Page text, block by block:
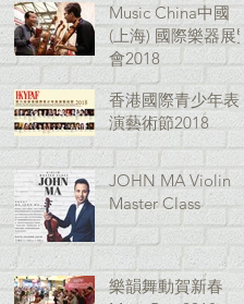
Music China中國
(上海) 國際樂器展覽
會2018
香港國際青少年表
演藝術節2018
JOHN MA Violin
Master Class
樂韻舞動賀新春